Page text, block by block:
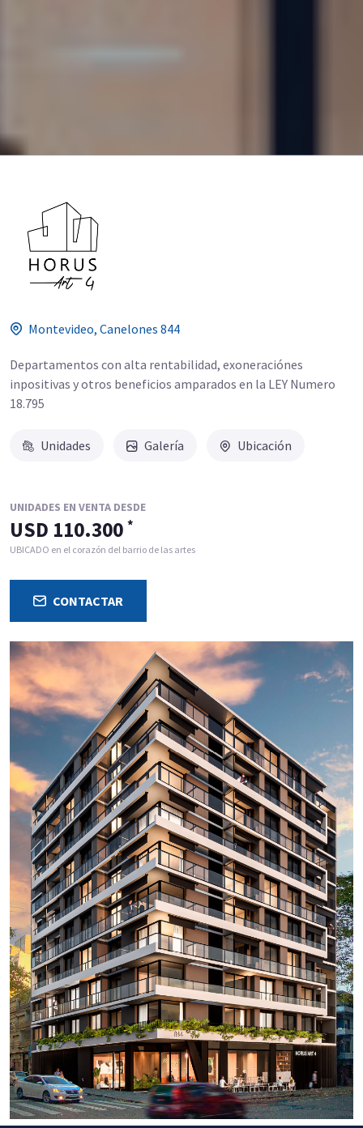
Montevideo, Canelones 844
Departamentos con alta rentabilidad, exoneraciónes
inpositivas y otros beneficios amparados en la LEY Numero
18.795
Unidades Galería Ubicación
UNIDADES EN VENTA DESDE
USD 110.300 *
UBICADO en el corazón del barrio de las artes
CONTACTAR